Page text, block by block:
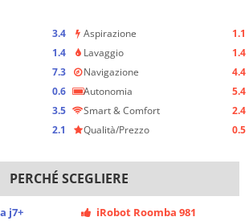
3.4
1.4
7.3
0.6
3.5
2.1
Aspirazione
1.1
Lavaggio
1.4
Navigazione
4.4
Autonomia
5.4
Smart & Comfort
2.4
Qualità/Prezzo
0.5
PERCHÉ SCEGLIERE
j7+
iRobot Roomba 981